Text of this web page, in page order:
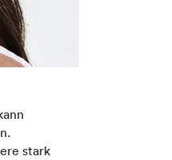
stark